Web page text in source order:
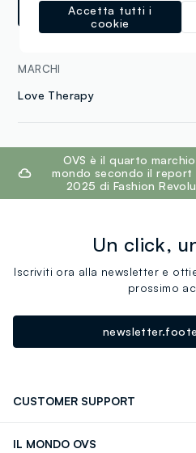
MARCHI
Love Therapy
footer.ariatitleOVS è il quarto
mondo secondo il report
2025 di Fashion
Un click,
Iscriviti ora alla newsletter e
prossimo
CUSTOMER SUPPORT
IL MONDO OVS
Accetta tutti i
cookie